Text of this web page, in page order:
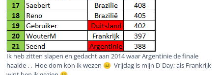
Ik heb zitten slapen en gedacht aan 2014 waar Argentinie de finale
haalde . . Hoe dom kon ik wezen 😐 Vrijdag is mijn D-Day; als Frankrijk